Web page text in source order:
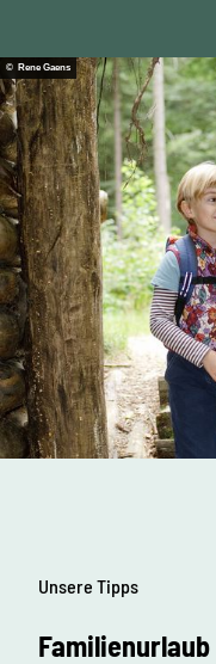
© Rene Gaens
Unsere Tipps
Familienurlaub